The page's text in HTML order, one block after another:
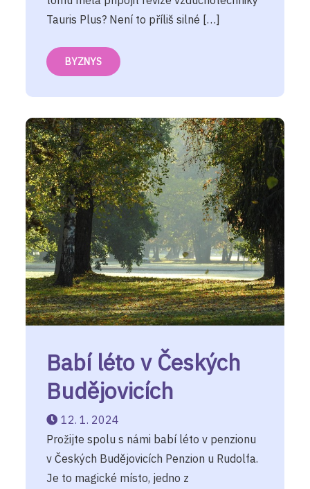
Tauris Plus? Není to příliš silné […]
BYZNYS
Babí léto v Českých
Budějovicích
12. 1. 2024
Prožijte spolu s námi babí léto v penzionu
v Českých Budějovicích Penzion u Rudolfa.
Je to magické místo, jedno z